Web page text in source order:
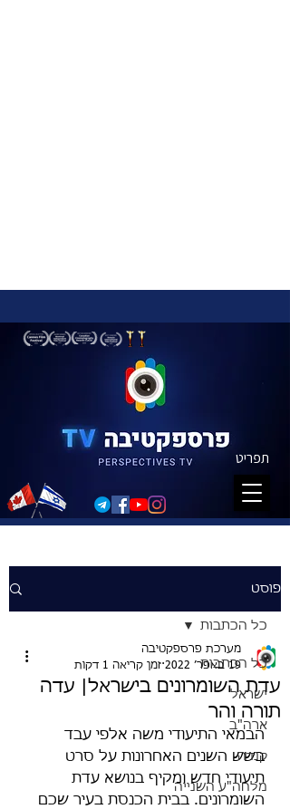
תפריט
פוסט
כל הכתבות
ישראל
ארה"ב
קנדה
מלחה"ע השנייה
כל הכתבות
עדת השומרונים בישראל| עדה
תורה והר
מערכת פרספקטיבה
19 באפר׳ 2022
זמן קריאה 1 דקות
הבמאי התיעודי משה אלפי עבד
בשש השנים האחרונות על סרט
תיעודי חדש ומקיף בנושא עדת
השומרונים. בבית הכנסת בעיר שכם